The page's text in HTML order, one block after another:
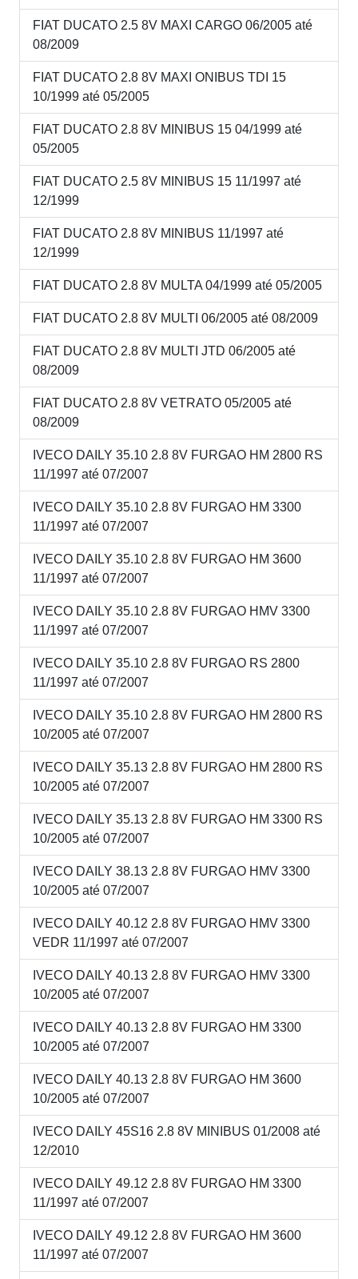
FIAT DUCATO 2.5 8V MAXI CARGO 06/2005 até
08/2009
FIAT DUCATO 2.8 8V MAXI ONIBUS TDI 15
10/1999 até 05/2005
FIAT DUCATO 2.8 8V MINIBUS 15 04/1999 até
05/2005
FIAT DUCATO 2.5 8V MINIBUS 15 11/1997 até
12/1999
FIAT DUCATO 2.8 8V MINIBUS 11/1997 até
12/1999
FIAT DUCATO 2.8 8V MULTA 04/1999 até 05/2005
FIAT DUCATO 2.8 8V MULTI 06/2005 até 08/2009
FIAT DUCATO 2.8 8V MULTI JTD 06/2005 até
08/2009
FIAT DUCATO 2.8 8V VETRATO 05/2005 até
08/2009
IVECO DAILY 35.10 2.8 8V FURGAO HM 2800 RS
11/1997 até 07/2007
IVECO DAILY 35.10 2.8 8V FURGAO HM 3300
11/1997 até 07/2007
IVECO DAILY 35.10 2.8 8V FURGAO HM 3600
11/1997 até 07/2007
IVECO DAILY 35.10 2.8 8V FURGAO HMV 3300
11/1997 até 07/2007
IVECO DAILY 35.10 2.8 8V FURGAO RS 2800
11/1997 até 07/2007
IVECO DAILY 35.10 2.8 8V FURGAO HM 2800 RS
10/2005 até 07/2007
IVECO DAILY 35.13 2.8 8V FURGAO HM 2800 RS
10/2005 até 07/2007
IVECO DAILY 35.13 2.8 8V FURGAO HM 3300 RS
10/2005 até 07/2007
IVECO DAILY 38.13 2.8 8V FURGAO HMV 3300
10/2005 até 07/2007
IVECO DAILY 40.12 2.8 8V FURGAO HMV 3300
VEDR 11/1997 até 07/2007
IVECO DAILY 40.13 2.8 8V FURGAO HMV 3300
10/2005 até 07/2007
IVECO DAILY 40.13 2.8 8V FURGAO HM 3300
10/2005 até 07/2007
IVECO DAILY 40.13 2.8 8V FURGAO HM 3600
10/2005 até 07/2007
IVECO DAILY 45S16 2.8 8V MINIBUS 01/2008 até
12/2010
IVECO DAILY 49.12 2.8 8V FURGAO HM 3300
11/1997 até 07/2007
IVECO DAILY 49.12 2.8 8V FURGAO HM 3600
11/1997 até 07/2007